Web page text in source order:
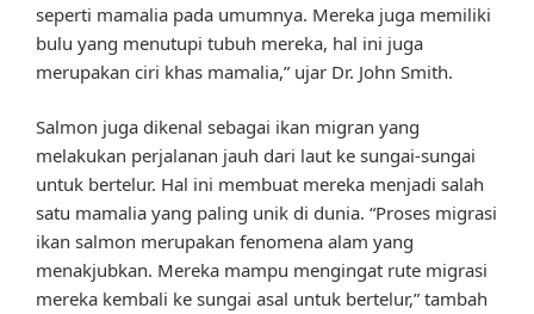
seperti mamalia pada umumnya. Mereka juga memiliki
bulu yang menutupi tubuh mereka, hal ini juga
merupakan ciri khas mamalia,” ujar Dr. John Smith.
Salmon juga dikenal sebagai ikan migran yang
melakukan perjalanan jauh dari laut ke sungai-sungai
untuk bertelur. Hal ini membuat mereka menjadi salah
satu mamalia yang paling unik di dunia. “Proses migrasi
ikan salmon merupakan fenomena alam yang
menakjubkan. Mereka mampu mengingat rute migrasi
mereka kembali ke sungai asal untuk bertelur,” tambah